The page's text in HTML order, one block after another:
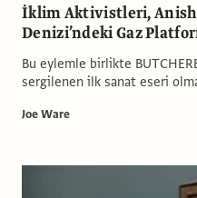
İklim Aktivistleri, Anish
Denizi’ndeki Gaz
Bu eylemle birlikte
sergilenen ilk sanat eseri
Joe Ware